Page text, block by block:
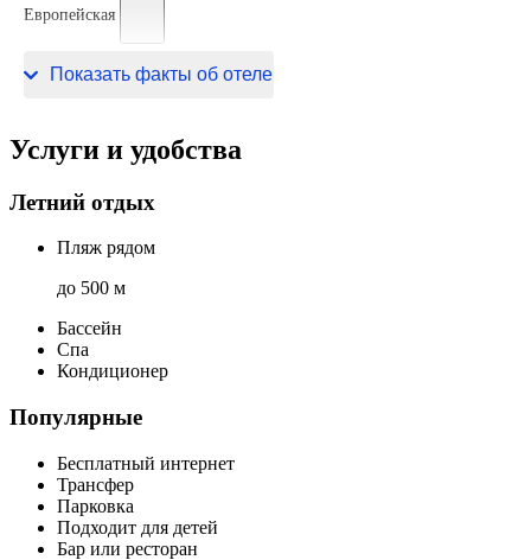
Европейская
220 В / 50 Гц
Показать факты об отеле
Услуги и удобства
Летний отдых
Пляж рядом
до 500 м
Бассейн
Спа
Кондиционер
Популярные
Бесплатный интернет
Трансфер
Парковка
Подходит для детей
Бар или ресторан